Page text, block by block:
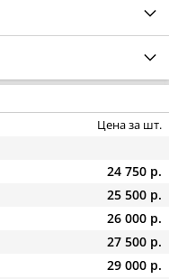
Цена за шт.
24 750 р.
25 500 р.
26 000 р.
27 500 р.
29 000 р.